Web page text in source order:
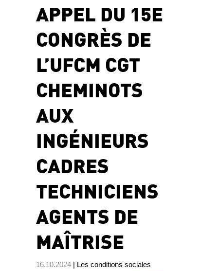
APPEL DU 15E
CONGRÈS DE
L’UFCM CGT
CHEMINOTS
AUX
INGÉNIEURS
CADRES
TECHNICIENS
AGENTS DE
MAÎTRISE
16.10.2024 | Les conditions sociales